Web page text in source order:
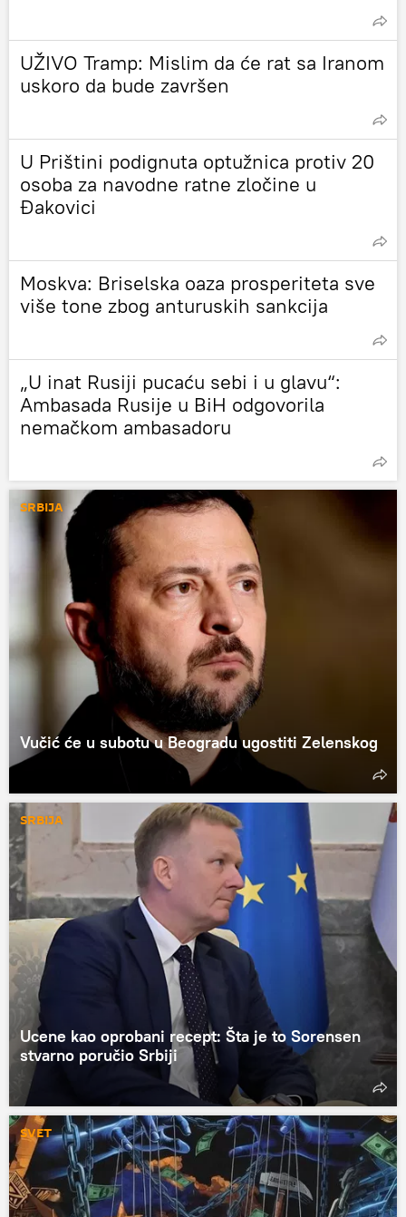
UŽIVO Tramp: Mislim da će rat sa Iranom
uskoro da bude završen
U Prištini podignuta optužnica protiv 20
osoba za navodne ratne zločine u
Đakovici
Moskva: Briselska oaza prosperiteta sve
više tone zbog anturuskih sankcija
„U inat Rusiji pucaću sebi i u glavu“:
Ambasada Rusije u BiH odgovorila
nemačkom ambasadoru
SRBIJA
Vučić će u subotu u Beogradu ugostiti Zelenskog
SRBIJA
Ucene kao oprobani recept: Šta je to Sorensen
stvarno poručio Srbiji
SVET